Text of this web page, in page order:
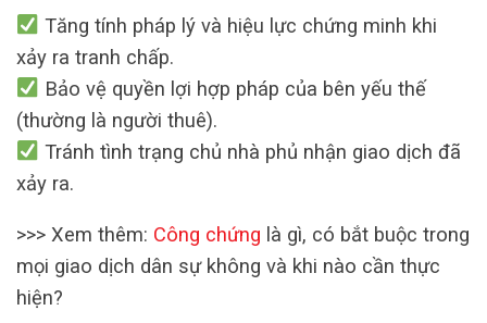
Tăng tính pháp lý và hiệu lực chứng minh khi
xảy ra tranh chấp.
Bảo vệ quyền lợi hợp pháp của bên yếu thế
(thường là người thuê).
Tránh tình trạng chủ nhà phủ nhận giao dịch đã
xảy ra.
>>> Xem thêm: Công chứng là gì, có bắt buộc trong
mọi giao dịch dân sự không và khi nào cần thực
hiện?